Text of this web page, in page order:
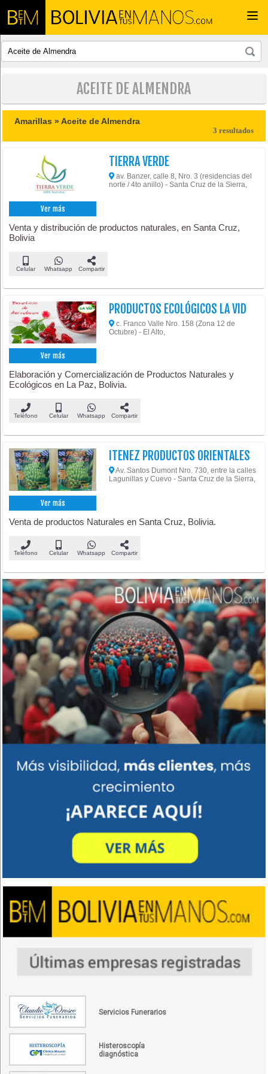
ACEITE DE ALMENDRA
Amarillas »Aceite de Almendra
3 resultados
Ver más
TIERRA VERDE
av. Banzer, calle 8, Nro. 3 (residencias del
norte / 4to anillo) - Santa Cruz de la Sierra,
Venta y distribución de productos naturales, en Santa Cruz,
Bolivia
Celular Whatsapp Compartir
Ver más
PRODUCTOS ECOLÓGICOS LA VID
c. Franco Valle Nro. 158 (Zona 12 de
Octubre) - El Alto,
Elaboración y Comercialización de Productos Naturales y
Ecológicos en La Paz, Bolivia.
Teléfono Celular Whatsapp Compartir
Ver más
ITENEZ PRODUCTOS ORIENTALES
Av. Santos Dumont Nro. 730, entre la calles
Lagunillas y Cuevo - Santa Cruz de la Sierra,
Venta de productos Naturales en Santa Cruz, Bolivia.
Teléfono Celular Whatsapp Compartir
Servicios Funerarios
Histeroscopía
diagnóstica